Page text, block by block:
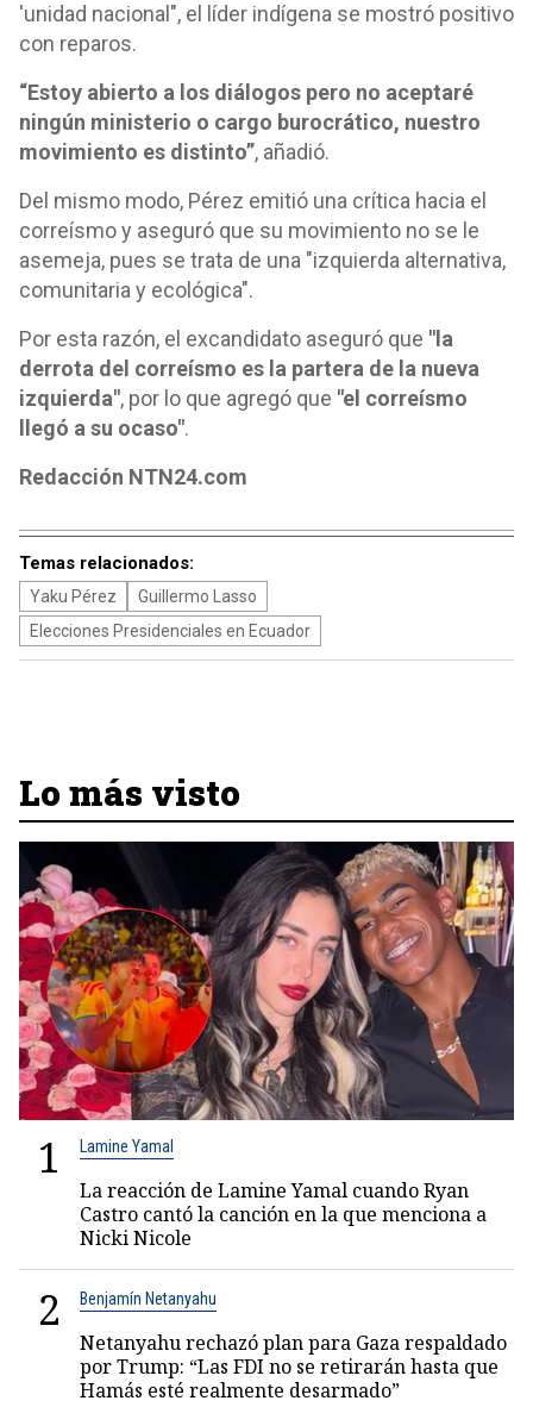
'unidad nacional", el líder indígena se mostró positivo
con reparos.
“Estoy abierto a los diálogos pero no aceptaré
ningún ministerio o cargo burocrático, nuestro
movimiento es distinto”, añadió.
Del mismo modo, Pérez emitió una crítica hacia el
correísmo y aseguró que su movimiento no se le
asemeja, pues se trata de una "izquierda alternativa,
comunitaria y ecológica".
Por esta razón, el excandidato aseguró que "la
derrota del correísmo es la partera de la nueva
izquierda", por lo que agregó que "el correísmo
llegó a su ocaso".
Redacción NTN24.com
Temas relacionados:
Yaku Pérez
Guillermo Lasso
Elecciones Presidenciales en Ecuador
Lo más visto
1 Lamine Yamal
La reacción de Lamine Yamal cuando Ryan
Castro cantó la canción en la que menciona a
Nicki Nicole
2 Benjamín Netanyahu
Netanyahu rechazó plan para Gaza respaldado
por Trump: “Las FDI no se retirarán hasta que
Hamás esté realmente desarmado”